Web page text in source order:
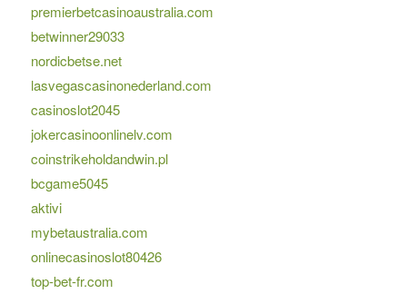
premierbetcasinoaustralia.com
betwinner29033
nordicbetse.net
lasvegascasinonederland.com
casinoslot2045
jokercasinoonlinelv.com
coinstrikeholdandwin.pl
bcgame5045
aktivi
mybetaustralia.com
onlinecasinoslot80426
top-bet-fr.com